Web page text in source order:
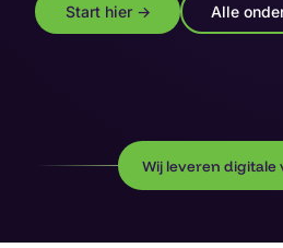
Start hier → Alle
Wij leveren digitale